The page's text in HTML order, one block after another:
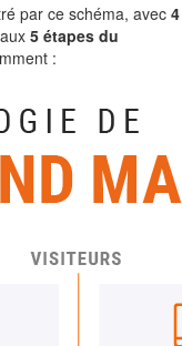
par ce schéma, avec 4
5 étapes du
: